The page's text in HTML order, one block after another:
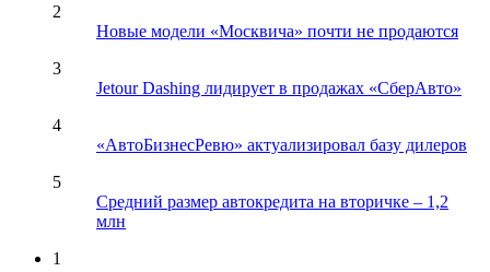
2
Новые модели «Москвича» почти не продаются
3
Jetour Dashing лидирует в продажах «СберАвто»
4
«АвтоБизнесРевю» актуализировал базу дилеров
5
Средний размер автокредита на вторичке – 1,2
млн
1